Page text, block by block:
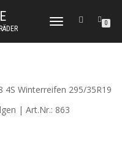
TOGGLE
0
4S Winterreifen 295/35R19
| Art.Nr.: 863